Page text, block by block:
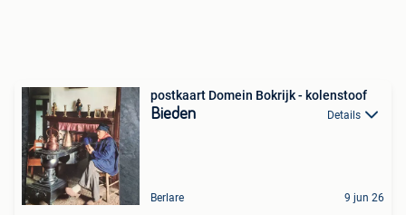
postkaart Domein Bokrijk - kolenstoof
Bieden Details
Berlare 9 jun 26